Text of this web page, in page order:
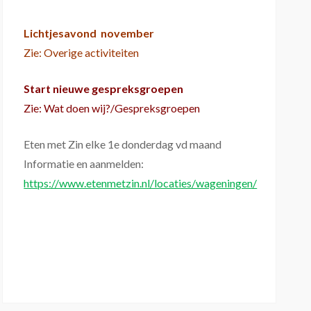
Lichtjesavond november
Zie: Overige activiteiten
Start nieuwe gespreksgroepen
Zie: Wat doen wij?/Gespreksgroepen
Eten met Zin elke 1e donderdag vd maand
Informatie en aanmelden:
https://www.etenmetzin.nl/locaties/wageningen/